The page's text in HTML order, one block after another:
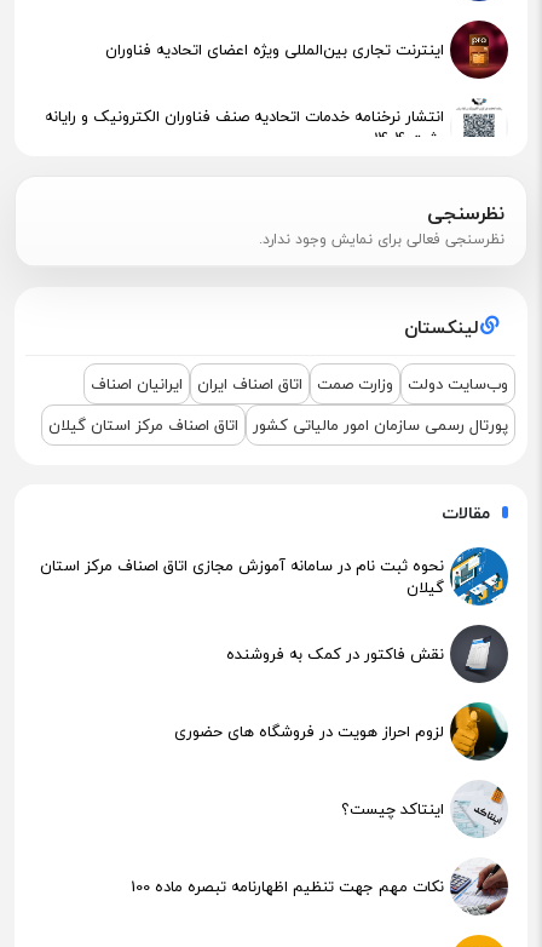
اینترنت تجاری بین‌المللی ویژه اعضای اتحادیه فناوران
انتشار نرخنامه خدمات اتحادیه صنف فناوران الکترونیک و رایانه
رشت 1404
نشست مشترک درباره نمایشگاه ETEX+IGF 2025
نظرسنجی
نظرسنجی فعالی برای نمایش وجود ندارد.
لینکستان
وب‌سایت دولت وزارت صمت اتاق اصناف ایران
ایرانیان اصناف
پورتال رسمی سازمان امور مالیاتی کشور
اتاق اصناف مرکز استان گیلان
مقالات
نحوه ثبت نام در سامانه آموزش مجازی اتاق اصناف مرکز استان
گیلان
نقش فاکتور در کمک به فروشنده
لزوم احراز هویت در فروشگاه های حضوری
اینتاکد چیست؟
نکات مهم جهت تنظیم اظهارنامه تبصره ماده 100